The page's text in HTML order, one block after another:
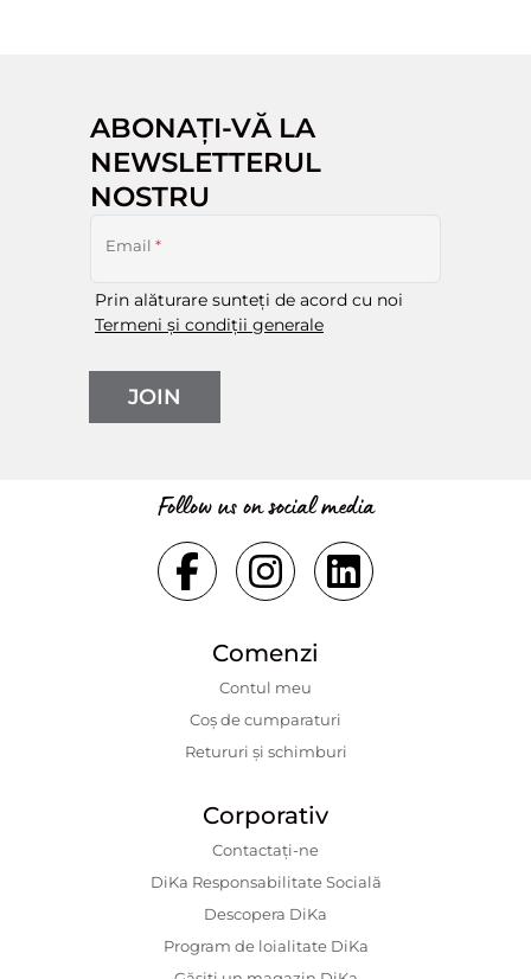
ABONAȚI-VĂ LA
NEWSLETTERUL
NOSTRU
Email *
Prin alăturare sunteți de acord cu noi
Termeni și condiții generale
JOIN
Follow us on social media
Comenzi
Contul meu
Coș de cumparaturi
Retururi și schimburi
Corporativ
Contactaţi-ne
DiKa Responsabilitate Socială
Descopera DiKa
Program de loialitate DiKa